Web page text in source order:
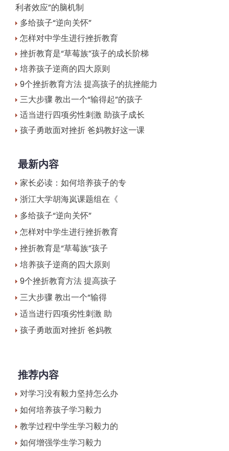
利者效应”的脑机制
多给孩子“逆向关怀”
怎样对中学生进行挫折教育
挫折教育是“草莓族”孩子的成长阶梯
培养孩子逆商的四大原则
9个挫折教育方法 提高孩子的抗挫能力
三大步骤 教出一个“输得起”的孩子
适当进行四项劣性刺激 助孩子成长
孩子勇敢面对挫折 爸妈教好这一课
最新内容
家长必读：如何培养孩子的专
浙江大学胡海岚课题组在《
多给孩子“逆向关怀”
怎样对中学生进行挫折教育
挫折教育是“草莓族”孩子
培养孩子逆商的四大原则
9个挫折教育方法 提高孩子
三大步骤 教出一个“输得
适当进行四项劣性刺激 助
孩子勇敢面对挫折 爸妈教
推荐内容
对学习没有毅力坚持怎么办
如何培养孩子学习毅力
教学过程中学生学习毅力的
如何增强学生学习毅力